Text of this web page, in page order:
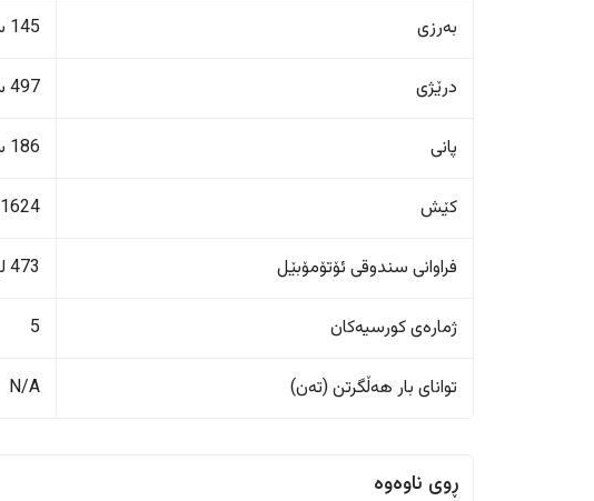
بەرزی 145 سم
درێژی 497 سم
پانی 186 سم
کێش 1624 کگم
فراوانی سندوقی ئۆتۆمۆبێل 473 لیتر
ژمارەی کورسیەکان 5
تواناى بار هەڵگرتن (تەن) N/A
ڕوی ناوەوە